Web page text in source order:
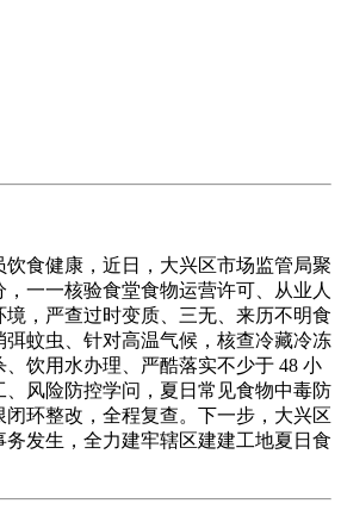
食健康，近日，大兴区市场监管局聚
一一核验食堂食物运营许可、从业人
，严查过时变质、三无、来历不明食
蚊虫、针对高温气候，核查冷藏冷冻
饮用水办理、严酷落实不少于 48 小
风险防控学问，夏日常见食物中毒防
环整改，全程复查。下一步，大兴区
发生，全力建牢辖区建建工地夏日食